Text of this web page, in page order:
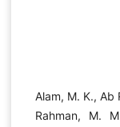
Alam, M. K., Ab
Rahman, M.